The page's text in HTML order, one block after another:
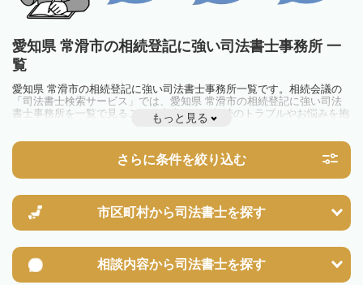
愛知県 常滑市の相続登記に強い司法書士事務所 一
覧
愛知県 常滑市の相続登記に強い司法書士事務所一覧です。相続会議の
「司法書士検索サービス」では、愛知県 常滑市の相続登記に強い司法
書士事務所を一覧で見ることが出来ます。相続のトラブルやお悩みを抱
えている方は一度近隣の司法書士に相談してみましょう。
不動産を相続した場合、相続を知った日から3年以内に登記しないと、
10万円以下の過料が科せられるため、速やかな手続きが必要です。義務
化前の相続も対象となるため注意しましょう。
す。その他の相続手続きも任せることが可能です。
また、義務化に伴い、相続人申告登記制度が創設されました。遺産分割
の話し合いがまとまらず登記できない場合は、この制度の活用を検討し
もっと見る
さらに条件を絞り込む
市区町村から司法書士を探す
相談内容から司法書士を探す